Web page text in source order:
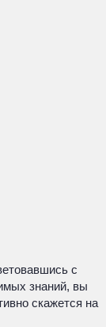
с
знаний, вы
скажется на